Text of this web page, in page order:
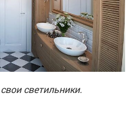
светильники.